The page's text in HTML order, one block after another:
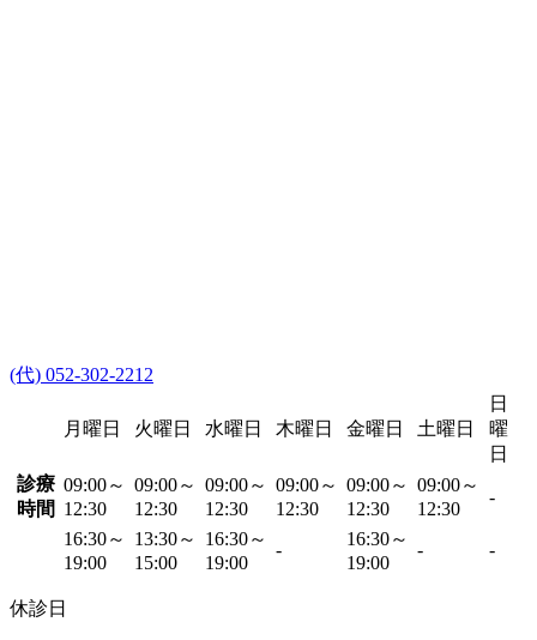
(代) 052-302-2212
月曜日 火曜日 水曜日 木曜日 金曜日 土曜日
日
曜
日
診療
時間
09:00～
12:30
09:00～
12:30
09:00～
12:30
09:00～
12:30
09:00～
12:30
09:00～
12:30
-
16:30～
19:00
13:30～
15:00
16:30～
19:00
-
16:30～
19:00
- -
休診日